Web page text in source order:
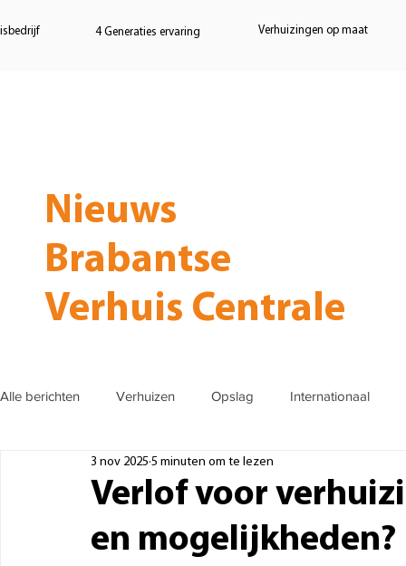
4 Generaties ervaring Verhuizingen op maat
Nieuws
Brabantse
Verhuis Centrale
Alle berichten Verhuizen Opslag Internationaal
Verlof voor
en mogelijkheden?
3 nov 2025 5 minuten om te lezen